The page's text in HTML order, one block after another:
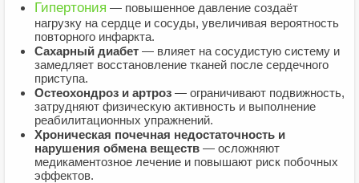
Гипертония — повышенное давление создаёт
нагрузку на сердце и сосуды, увеличивая вероятность
повторного инфаркта.
Сахарный диабет — влияет на сосудистую систему и
замедляет восстановление тканей после сердечного
приступа.
Остеохондроз и артроз — ограничивают подвижность,
затрудняют физическую активность и выполнение
реабилитационных упражнений.
Хроническая почечная недостаточность и
нарушения обмена веществ — осложняют
медикаментозное лечение и повышают риск побочных
эффектов.